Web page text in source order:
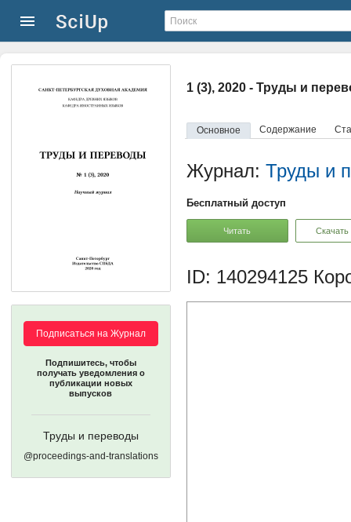
1 (3), 2020 - Труды и
Основное Содержание
Подписаться на Журнал
Подпишитесь, чтобы
получать уведомления о
публикации новых
выпусков
Труды и переводы
@proceedings-and-translations
Журнал: Труды и
Бесплатный доступ
Читать Скачать
ID: 140294125